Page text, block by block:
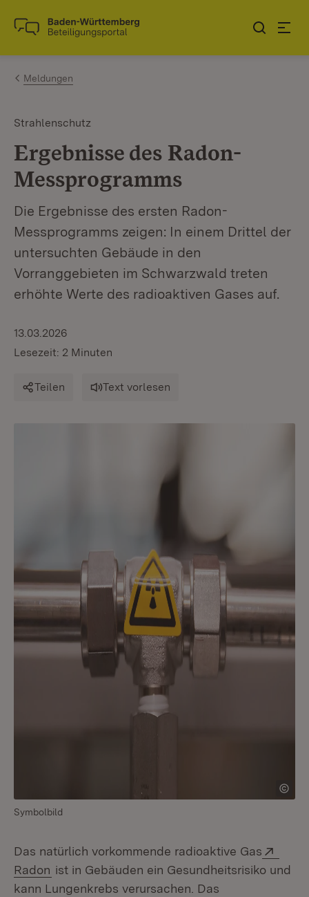
Zum Inhalt springen
Link zur Startseite
Meldungen
Strahlenschutz
Ergebnisse des Radon-
Messprogramms
Die Ergebnisse des ersten Radon-
Messprogramms zeigen: In einem Drittel der
untersuchten Gebäude in den
Vorranggebieten im Schwarzwald treten
erhöhte Werte des radioaktiven Gases auf.
13.03.2026
Lesezeit: 2 Minuten
Teilen Text vorlesen
Symbolbild
Das natürlich vorkommende radioaktive Gas
Radon (Öffnet in neuem Fenster)
ist in Gebäuden ein Gesundheitsrisiko und
kann Lungenkrebs verursachen. Das